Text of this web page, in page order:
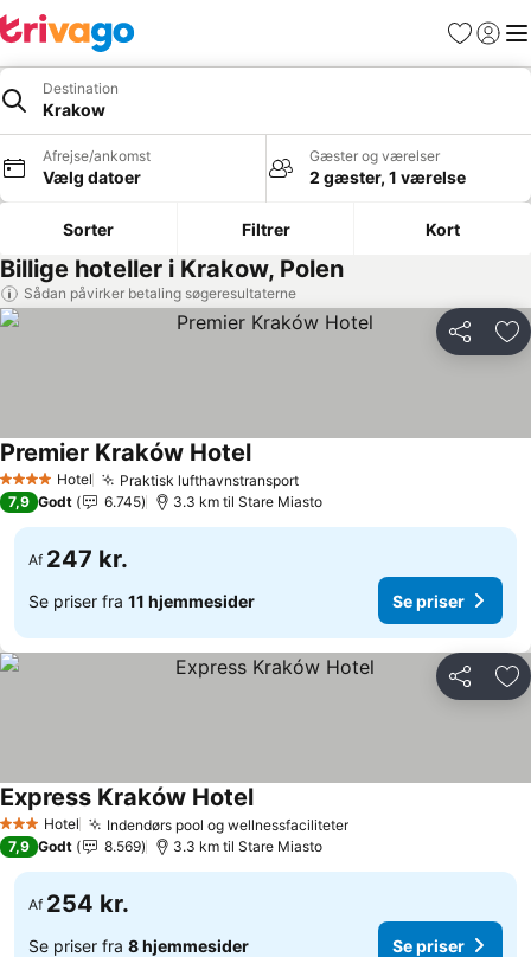
Favoritter
Log ind
Destination
Krakow
Afrejse/ankomst
Vælg datoer
Gæster og værelser
2 gæster, 1 værelse
Sorter Filtrer Kort
Billige hoteller i Krakow, Polen
Sådan påvirker betaling søgeresultaterne
Del
4 StjernerHotel Praktisk lufthavnstransportSe priser
Premier Kraków HotelSe priser
7,9 Godt 6.745 3.3 km til Stare Miasto
Af 247 kr.
Se priser fra 11 hjemmesider Se priser
Del
3 StjernerHotel Indendørs pool og wellnessfaciliteterSe priser
Express Kraków HotelSe priser
7,9 Godt 8.569 3.3 km til Stare Miasto
Af 254 kr.
Se priser fra 8 hjemmesider Se priser